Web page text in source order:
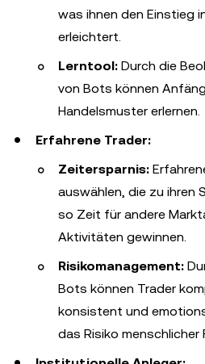
was ihnen den Einstieg
erleichtert.
Lerntool: Durch die
von Bots können
Handelsmuster erlernen.
Erfahrene Trader:
Zeitersparnis:
auswählen, die zu ihren
so Zeit für andere
Aktivitäten gewinnen.
Risikomanagement:
Bots können Trader
konsistent und
das Risiko menschlicher